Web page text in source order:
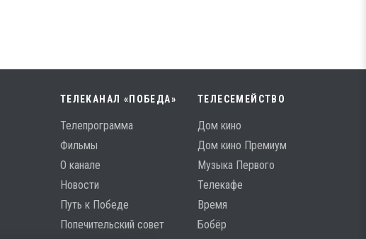
ТЕЛЕКАНАЛ «ПОБЕДА»
Телепрограмма
Фильмы
О канале
Новости
Путь к Победе
Попечительский совет
ТЕЛЕСЕМЕЙСТВО
Дом кино
Дом кино Премиум
Музыка Первого
Телекафе
Время
Бобёр